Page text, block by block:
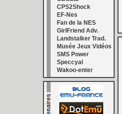
CPS2Shock
EF-Nes
Fan de la NES
GirlFriend Adv.
Landstalker Trad.
Musée Jeux Vidéos
SMS Power
Speccyal
Wakoo-enter